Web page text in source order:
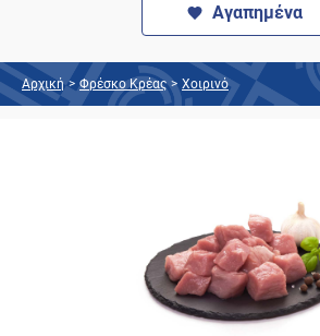
Αγαπημένα
Αρχική > Φρέσκο Κρέας > Χοιρινό